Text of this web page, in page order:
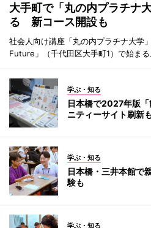
大手町で「丸の内プラチナ
る 新コース開設も
社会人向け講座「丸の内プラチナ大学
Future」（千代田区大手町1）で始まる
学ぶ・知る
日本橋で2027年版
ニティーサイト刷新
学ぶ・知る
日本橋・三井本館で
験も
学ぶ・知る